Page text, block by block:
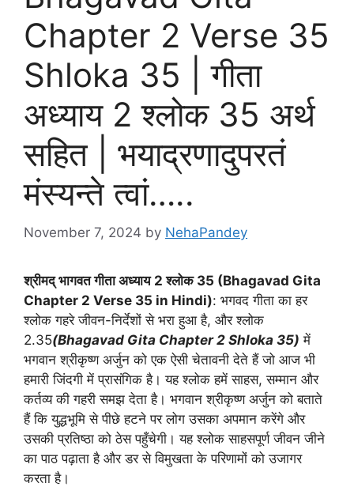
Chapter 2 Verse 35
Shloka 35 | गीता
अध्याय 2 श्लोक 35 अर्थ
सहित | भयाद्रणादुपरतं
मंस्यन्ते त्वां…..
November 7, 2024 by NehaPandey
श्रीमद् भागवत गीता अध्याय 2 श्लोक 35 (Bhagavad Gita
Chapter 2 Verse 35 in Hindi): भगवद गीता का हर
श्लोक गहरे जीवन-निर्देशों से भरा हुआ है, और श्लोक
2.35(Bhagavad Gita Chapter 2 Shloka 35) में
भगवान श्रीकृष्ण अर्जुन को एक ऐसी चेतावनी देते हैं जो आज भी
हमारी जिंदगी में प्रासंगिक है। यह श्लोक हमें साहस, सम्मान और
कर्तव्य की गहरी समझ देता है। भगवान श्रीकृष्ण अर्जुन को बताते
हैं कि युद्धभूमि से पीछे हटने पर लोग उसका अपमान करेंगे और
उसकी प्रतिष्ठा को ठेस पहुँचेगी। यह श्लोक साहसपूर्ण जीवन जीने
का पाठ पढ़ाता है और डर से विमुखता के परिणामों को उजागर
करता है।